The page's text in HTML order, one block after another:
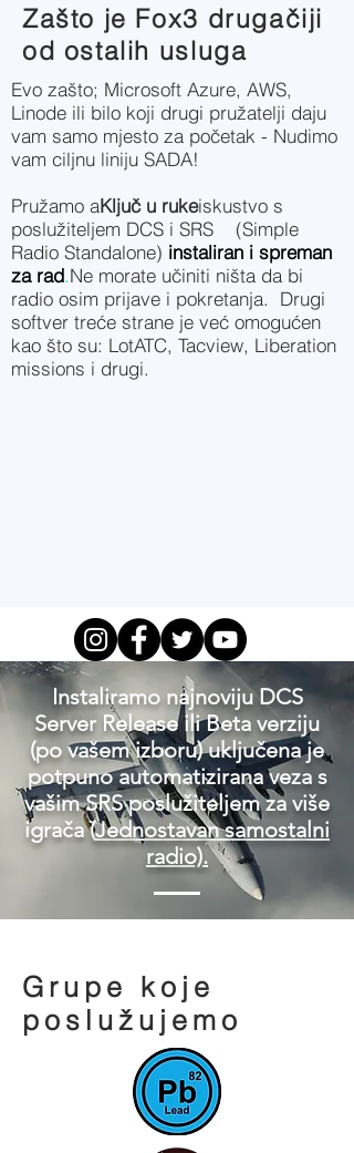
Zašto je Fox3 drugačiji
od ostalih usluga
Evo zašto; Microsoft Azure, AWS,
Linode ili bilo koji drugi pružatelji daju
vam samo mjesto za početak - Nudimo
vam ciljnu liniju SADA!
Pružamo aKljuč u rukeiskustvo s
poslužiteljem DCS i SRS (Simple
Radio Standalone) instaliran i spreman
za rad.Ne morate učiniti ništa da bi
radio osim prijave i pokretanja. Drugi
softver treće strane je već omogućen
kao što su: LotATC, Tacview, Liberation
missions i drugi.
Instaliramo najnoviju DCS
Server Release ili Beta verziju
(po vašem izboru) uključena je
potpuno automatizirana veza s
vašim SRS poslužiteljem za više
igrača (Jednostavan samostalni
radio).
Grupe koje
poslužujemo